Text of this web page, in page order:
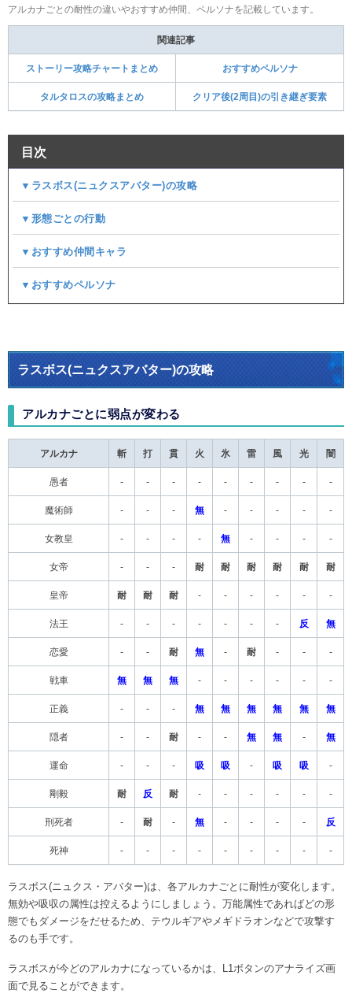
アルカナごとの耐性の違いやおすすめ仲間、ペルソナを記載しています。
関連記事
ストーリー攻略チャートまとめ おすすめペルソナ
タルタロスの攻略まとめ クリア後(2周目)の引き継ぎ要素
目次
▼ラスボス(ニュクスアバター)の攻略
▼形態ごとの行動
▼おすすめ仲間キャラ
▼おすすめペルソナ
ラスボス(ニュクスアバター)の攻略
アルカナごとに弱点が変わる
アルカナ 斬 打 貫 火 氷 雷 風 光 闇
愚者 - - - - - - - - -
魔術師 - - - 無 - - - - -
女教皇 - - - - 無 - - - -
女帝 - - - 耐 耐 耐 耐 耐 耐
皇帝 耐 耐 耐 - - - - - -
法王 - - - - - - - 反 無
恋愛 - - 耐 無 - 耐 - - -
戦車 無 無 無 - - - - - -
正義 - - - 無 無 無 無 無 無
隠者 - - 耐 - - 無 無 - 無
運命 - - - 吸 吸 - 吸 吸 -
剛毅 耐 反 耐 - - - - - -
刑死者 - 耐 - 無 - - - - 反
死神 - - - - - - - - -
ラスボス(ニュクス・アバター)は、各アルカナごとに耐性が変化します。
無効や吸収の属性は控えるようにしましょう。万能属性であればどの形
態でもダメージをだせるため、テウルギアやメギドラオンなどで攻撃す
るのも手です。
ラスボスが今どのアルカナになっているかは、L1ボタンのアナライズ画
面で見ることができます。